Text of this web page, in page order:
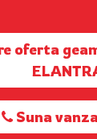
oferta
Suna